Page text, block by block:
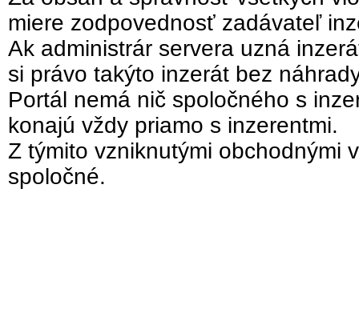
miere zodpovednosť zadávateľ
Ak administrár servera uzná
si právo takýto inzerát bez
Portál nemá nič spoločného s
konajú vždy priamo s inzerentmi.
Z týmito vzniknutými obchodnými
spoločné.